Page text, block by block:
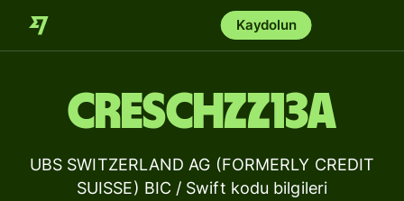
Kaydolun
CRESCHZZ13A
UBS SWITZERLAND AG (FORMERLY CREDIT
SUISSE) BIC / Swift kodu bilgileri